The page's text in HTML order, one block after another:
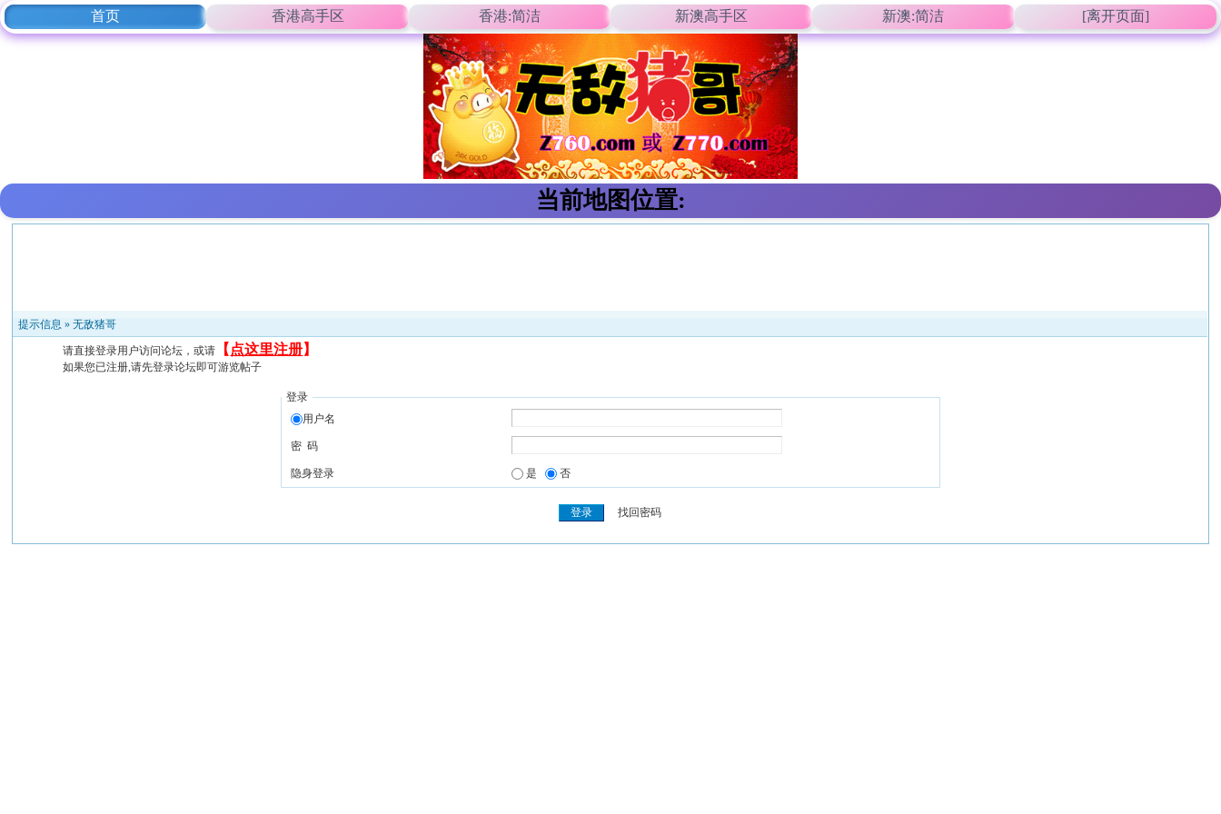
首页 香港高手区 香港:简洁 新澳高手区 新澳:简洁 [离开页面]
当前地图位置:
提示信息 »无敌猪哥
请直接登录用户访问论坛，或请 【 点这里注册】
如果您已注册,请先登录论坛即可游览帖子
登录
用户名
密 码
隐身登录 是 否
找回密码